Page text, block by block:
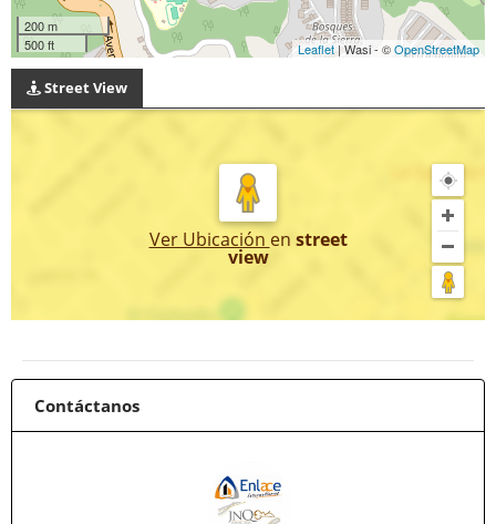
200 m
500 ft
Leaflet| Wasi - ©OpenStreetMap
Street View
Ver Ubicación en street
view
Contáctanos